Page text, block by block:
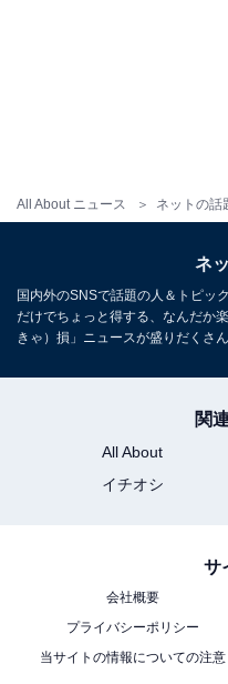
All About ニュース ネットの話
ネ
国内外のSNSで話題の人＆トピッ
だけでちょっと得する、なんだか
きゃ）損」ニュースが盛りだくさん
関
All About
イチオシ
サ
会社概要
プライバシーポリシー
当サイトの情報についての注意